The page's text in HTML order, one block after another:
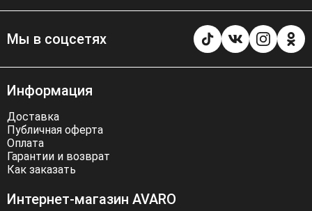
Мы в соцсетях
Информация
Доставка
Публичная оферта
Оплата
Гарантии и возврат
Как заказать
Интернет-магазин AVARO